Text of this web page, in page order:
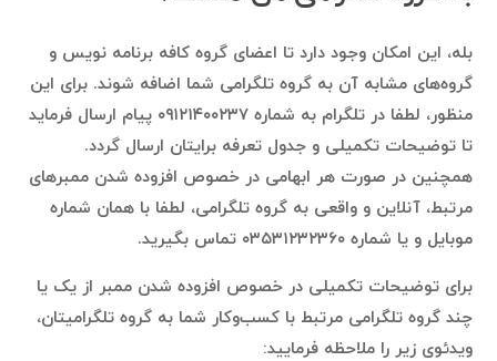
بله، این امکان وجود دارد تا اعضای گروه کافه برنامه نویس و
گروه‌های مشابه آن به گروه تلگرامی شما اضافه شوند. برای این
منظور، لطفا در تلگرام به شماره ۰۹۱۲۱۴۰۰۲۳۷ پیام ارسال فرماید
تا توضیحات تکمیلی و جدول تعرفه برایتان ارسال گردد.
همچنین در صورت هر ابهامی در خصوص افزوده شدن ممبرهای
مرتبط، آنلاین و واقعی به گروه تلگرامی، لطفا با همان شماره
موبایل و یا شماره ۰۳۵۳۱۲۳۲۳۶۰ تماس بگیرید.
برای توضیحات تکمیلی در خصوص افزوده شدن ممبر از یک یا
چند گروه تلگرامی مرتبط با کسب‌وکار شما به گروه تلگرامیتان،
ویدئوی زیر را ملاحظه فرمایید: